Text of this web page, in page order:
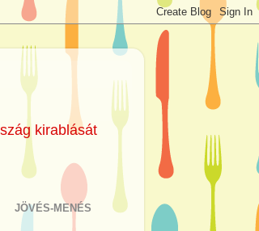
kirablását
JÖVÉS-MENÉS